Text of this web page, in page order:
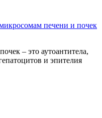
печени и почек
– это аутоантитела,
и эпителия